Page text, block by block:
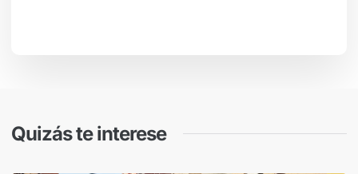
Quizás te interese